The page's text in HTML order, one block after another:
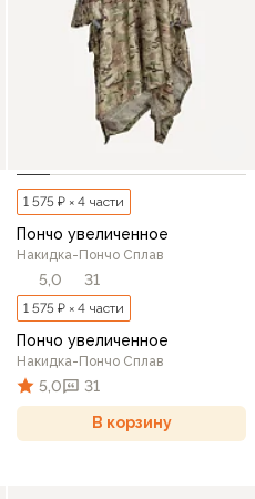
1 575 ₽ × 4 части
Пончо увеличенное
Накидка-Пончо Сплав
5,0 31
1 575 ₽ × 4 части
Пончо увеличенное
Накидка-Пончо Сплав
5,0 31
В корзину